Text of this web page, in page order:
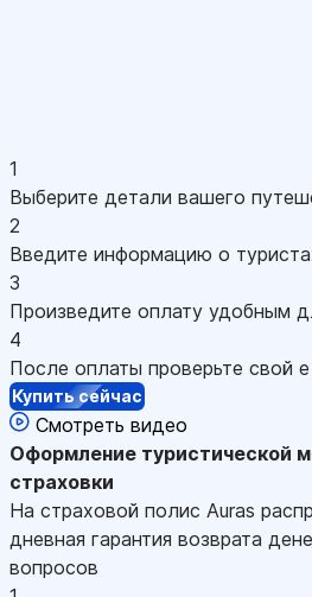
1
Выберите детали вашего
2
Введите информацию о
3
Произведите оплату удобным
4
После оплаты проверьте свой
Купить сейчас
Смотреть видео
Оформление туристической
страховки
На страховой полис Auras
дневная гарантия возврата
вопросов